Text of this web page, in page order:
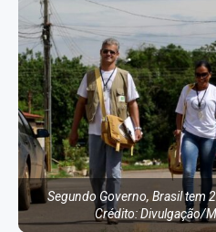
Segundo Governo, Brasil tem
Crédito: Divulgação/